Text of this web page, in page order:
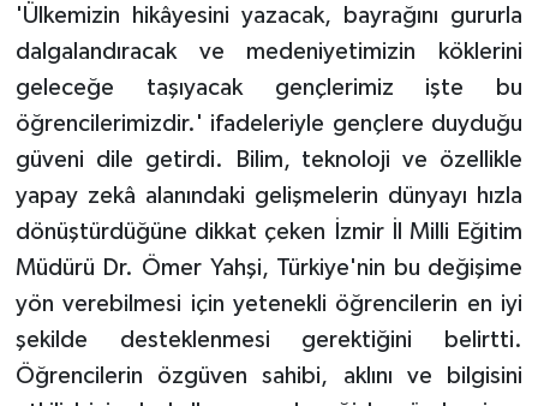
'Ülkemizin hikâyesini yazacak, bayrağını gururla
dalgalandıracak ve medeniyetimizin köklerini
geleceğe taşıyacak gençlerimiz işte bu
öğrencilerimizdir.' ifadeleriyle gençlere duyduğu
güveni dile getirdi. Bilim, teknoloji ve özellikle
yapay zekâ alanındaki gelişmelerin dünyayı hızla
dönüştürdüğüne dikkat çeken İzmir İl Milli Eğitim
Müdürü Dr. Ömer Yahşi, Türkiye'nin bu değişime
yön verebilmesi için yetenekli öğrencilerin en iyi
şekilde desteklenmesi gerektiğini belirtti.
Öğrencilerin özgüven sahibi, aklını ve bilgisini